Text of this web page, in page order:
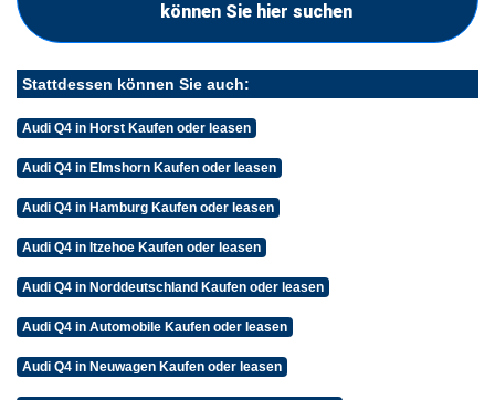
können Sie hier suchen
Stattdessen können Sie auch:
Audi Q4 in Horst Kaufen oder leasen
Audi Q4 in Elmshorn Kaufen oder leasen
Audi Q4 in Hamburg Kaufen oder leasen
Audi Q4 in Itzehoe Kaufen oder leasen
Audi Q4 in Norddeutschland Kaufen oder leasen
Audi Q4 in Automobile Kaufen oder leasen
Audi Q4 in Neuwagen Kaufen oder leasen